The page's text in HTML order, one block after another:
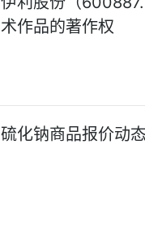
术作品的著作权
硫化钠商品报价动